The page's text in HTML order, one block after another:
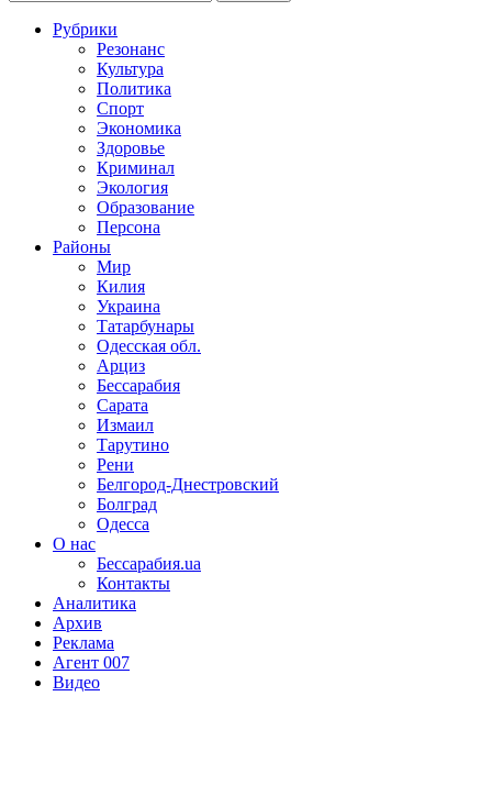
Рубрики
Резонанс
Культура
Политика
Спорт
Экономика
Здоровье
Криминал
Экология
Образование
Персона
Районы
Мир
Килия
Украина
Татарбунары
Одесская обл.
Арциз
Бессарабия
Сарата
Измаил
Тарутино
Рени
Белгород-Днестровский
Болград
Одесса
О нас
Бессарабия.ua
Контакты
Аналитика
Архив
Реклама
Агент 007
Видео